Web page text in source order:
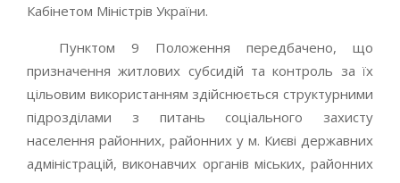
Кабінетом Міністрів України.
Пунктом 9 Положення передбачено, що
призначення житлових субсидій та контроль за їх
цільовим використанням здійснюється структурними
підрозділами з питань соціального захисту
населення районних, районних у м. Києві державних
адміністрацій, виконавчих органів міських, районних